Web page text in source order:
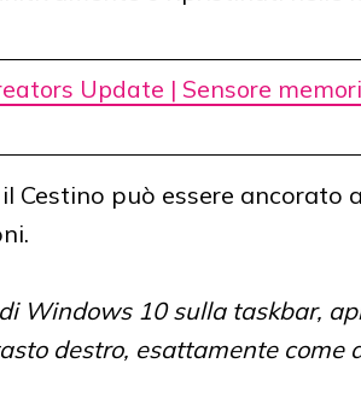
Update | Sensore
Cestino può essere ancorato
Windows 10 sulla taskbar,
destro, esattamente come